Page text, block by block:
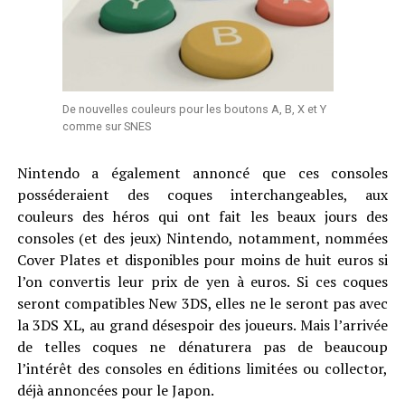
De nouvelles couleurs pour les boutons A, B, X et Y
comme sur SNES
Nintendo a également annoncé que ces consoles
posséderaient des coques interchangeables, aux
couleurs des héros qui ont fait les beaux jours des
consoles (et des jeux) Nintendo, notamment, nommées
Cover Plates et disponibles pour moins de huit euros si
l’on convertis leur prix de yen à euros. Si ces coques
seront compatibles New 3DS, elles ne le seront pas avec
la 3DS XL, au grand désespoir des joueurs. Mais l’arrivée
de telles coques ne dénaturera pas de beaucoup
l’intérêt des consoles en éditions limitées ou collector,
déjà annoncées pour le Japon.